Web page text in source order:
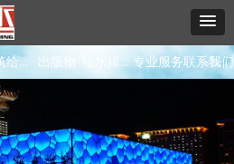
建筑给排水标委会 出版物 给水排水行业动态 专业服务联系我们